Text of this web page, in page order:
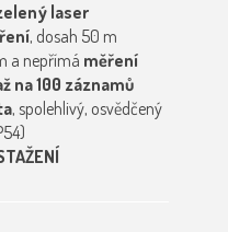
laser
, dosah 50 m
a nepřímá měření
na 100 záznamů
, spolehlivý, osvědčený